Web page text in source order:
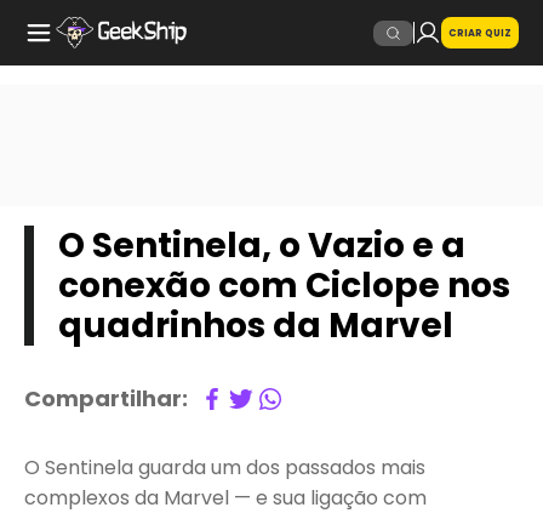
CRIAR QUIZ
O Sentinela, o Vazio e a
conexão com Ciclope nos
quadrinhos da Marvel
Compartilhar:
O Sentinela guarda um dos passados mais
complexos da Marvel — e sua ligação com